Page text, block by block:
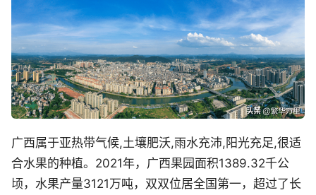
广西属于亚热带气候,土壤肥沃,雨水充沛,阳光充足,很适
合水果的种植。2021年，广西果园面积1389.32千公
顷，水果产量3121万吨，双双位居全国第一，超过了长